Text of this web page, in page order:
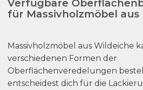
Verfügbare
für Massivholzmöbel aus
Massivholzmöbel aus Wildeiche
verschiedenen Formen der
Oberflächenveredelungen
entscheidest dich für die